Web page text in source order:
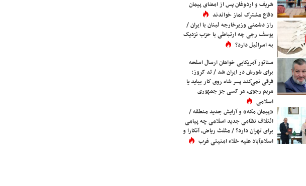
شریف و اردوغان پس از امضای پیمان
دفاع مشترک نماز خواندند
راز دشمنی وزیرخارجه لبنان با ایران /
یوسف رجی چه ارتباطی با حزب نزدیک
به اسرائیل دارد؟
سناتور آمریکایی خواهان ارسال اسلحه
برای شورش در ایران شد / تد کروز:
فرقی نمی‌کند پسر شاه روی کار بیاید یا
مریم رجوی، هر کسی جز جمهوری
اسلامی
«پیمان مکه» و آرایش جدید منطقه /
ائتلاف نظامی جدید اسلامی چه پیامی
برای تهران دارد؟ / مثلث ریاض، آنکارا و
اسلام‌آباد علیه خلاء امنیتی غرب